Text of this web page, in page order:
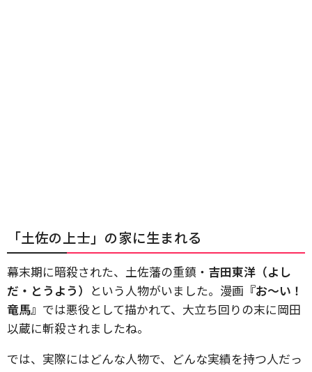
「土佐の上士」の家に生まれる
幕末期に暗殺された、土佐藩の重鎮・ 吉田東洋（よし
だ・とうよう） という人物がいました。漫画 『お～い！
竜馬』 では悪役として描かれて、大立ち回りの末に岡田
以蔵に斬殺されましたね。
では、実際にはどんな人物で、どんな実績を持つ人だっ